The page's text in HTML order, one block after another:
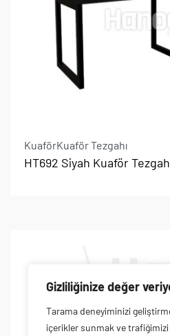
Gizliliğinize değer
Tarama deneyiminizi
içerikler sunmak ve
KuaförKuaför Tezgahı
HT692 Siyah Kuaför
İkitelli